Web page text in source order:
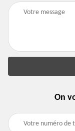
On